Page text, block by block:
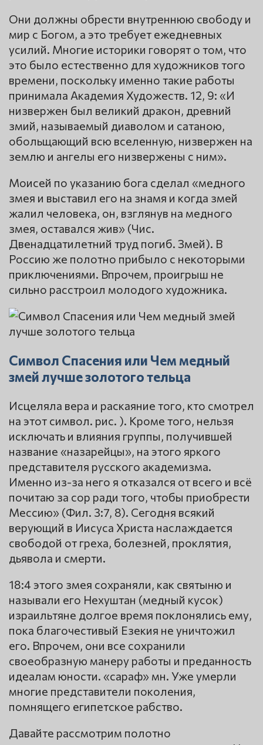
Они должны обрести внутреннюю свободу и
мир с Богом, а это требует ежедневных
усилий. Многие историки говорят о том, что
это было естественно для художников того
времени, поскольку именно такие работы
принимала Академия Художеств. 12, 9: «И
низвержен был великий дракон, древний
змий, называемый диаволом и сатаною,
обольщающий всю вселенную, низвержен на
землю и ангелы его низвержены с ним».
Моисей по указанию бога сделал «медного
змея и выставил его на знамя и когда змей
жалил человека, он, взглянув на медного
змея, оставался жив» (Чис.
Двенадцатилетний труд погиб. Змей). В
Россию же полотно прибыло с некоторыми
приключениями. Впрочем, проигрыш не
сильно расстроил молодого художника.
Символ Спасения или Чем медный
змей лучше золотого тельца
Исцеляла вера и раскаяние того, кто смотрел
на этот символ. рис. ). Кроме того, нельзя
исключать и влияния группы, получившей
название «назарейцы», на этого яркого
представителя русского академизма.
Именно из-за него я отказался от всего и всё
почитаю за сор ради того, чтобы приобрести
Мессию» (Фил. 3:7, 8). Сегодня всякий
верующий в Иисуса Христа наслаждается
свободой от греха, болезней, проклятия,
дьявола и смерти.
18:4 этого змея сохраняли, как святыню и
называли его Нехуштан (медный кусок)
израильтяне долгое время поклонялись ему,
пока благочестивый Езекия не уничтожил
его. Впрочем, они все сохранили
своеобразную манеру работы и преданность
идеалам юности. «сараф» мн. Уже умерли
многие представители поколения,
помнящего египетское рабство.
Давайте рассмотрим полотно